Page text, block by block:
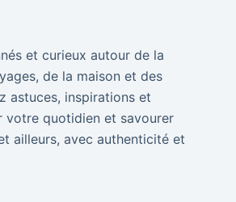
et curieux autour de la
de la maison et des
astuces, inspirations et
votre quotidien et savourer
ailleurs, avec authenticité et